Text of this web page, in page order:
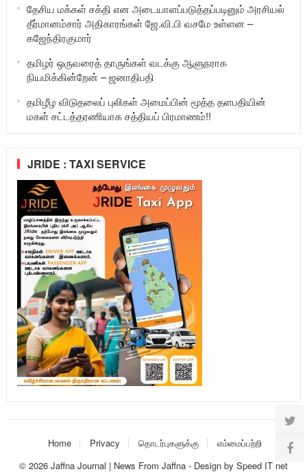
தேசிய மக்கள் சக்தி என அடையாளப்படுத்தப்படினும் அரசியல்
தீர்மானம்சார் அதிகாரங்கள் ஜே.வி.பி வசமே உள்ளன –
கஜேந்திரகுமார்
தமிழர் ஒருவரைத் தாருங்கள் வடக்கு ஆளுநராக
நியமிக்கின்றேன் – ஜனாதிபதி
தமிழீழ விடுதலைப் புலிகள் அமைப்பின் மூத்த தளபதியின்
மகள் சட்டத்தரணியாக சத்தியப் பிரமாணம்!!
JRIDE : TAXI SERVICE
Home Privacy தொடர்புகளுக்கு
எம்மைப்பற்றி
© 2026 Jaffna Journal | News From Jaffna- Design by Speed IT net